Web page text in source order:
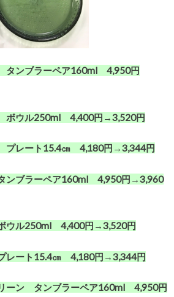
ンブラーペア160ml 4,950円
ウル250ml 4,400円→3,520円
レート15.4㎝ 4,180円→3,344円
ブラーペア160ml 4,950円→3,960
ル250ml 4,400円→3,520円
ート15.4㎝ 4,180円→3,344円
ーン タンブラーペア160ml 4,950円